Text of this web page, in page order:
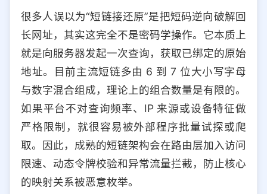
很多人误以为“短链接还原”是把短码逆向破解回
长网址，其实这完全不是密码学操作。它本质上
就是向服务器发起一次查询，获取已绑定的原始
地址。目前主流短链多由 6 到 7 位大小写字母
与数字混合组成，理论上的组合数量是有限的。
如果平台不对查询频率、IP 来源或设备特征做
严格限制，就很容易被外部程序批量试探或爬
取。因此，成熟的短链架构会在路由层加入访问
限速、动态令牌校验和异常流量拦截，防止核心
的映射关系被恶意枚举。